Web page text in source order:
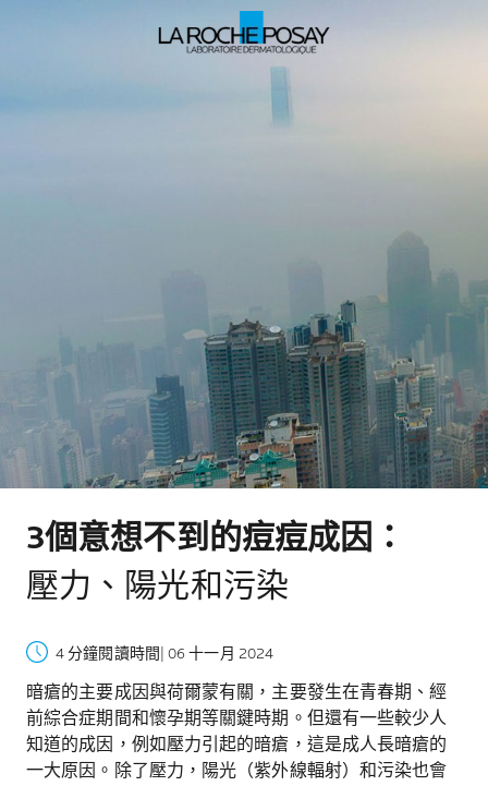
3個意想不到的痘痘成因：
壓力、陽光和污染
4 分鐘閱讀時間 | 06 十一月 2024
暗瘡的主要成因與荷爾蒙有關，主要發生在青春期、經
前綜合症期間和懷孕期等關鍵時期。但還有一些較少人
知道的成因，例如壓力引起的暗瘡，這是成人長暗瘡的
一大原因。除了壓力，陽光（紫外線輻射）和污染也會